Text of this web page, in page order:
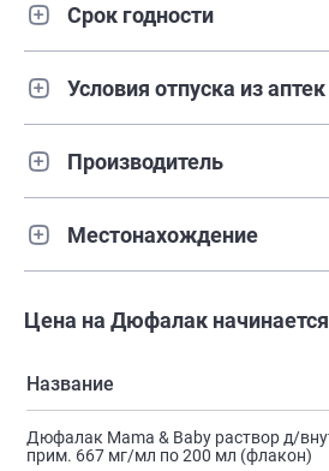
Срок годности
Условия отпуска из аптек
Производитель
Местонахождение
Цена на Дюфалак
Название
Дюфалак Mama & Baby раствор д/
прим. 667 мг/мл по 200 мл (флакон)